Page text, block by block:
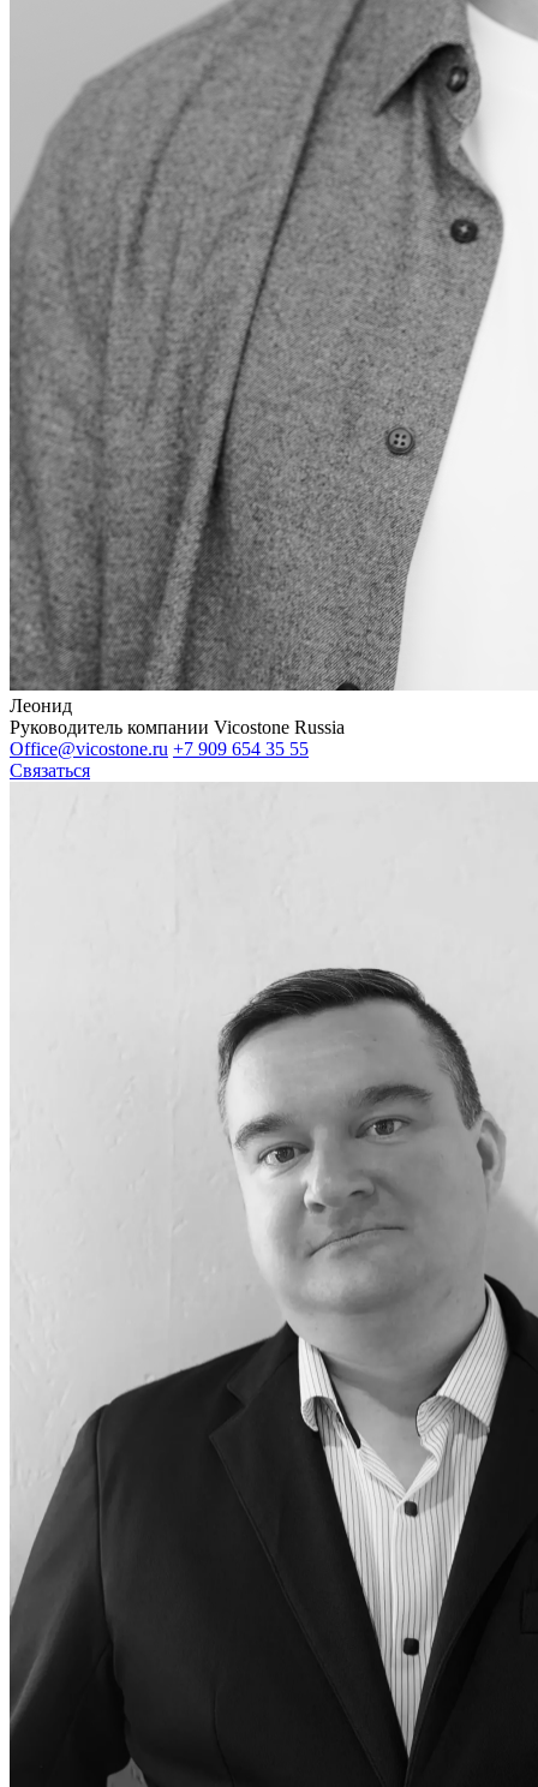
Леонид
Руководитель компании Vicostone Russia
Office@vicostone.ru +7 909 654 35 55
Связаться